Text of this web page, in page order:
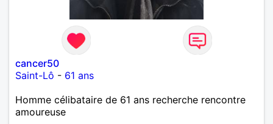
cancer50
Saint-Lô - 61 ans
Homme célibataire de 61 ans recherche rencontre
amoureuse